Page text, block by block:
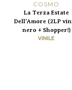
COSMO
La Terza Estate
Dell’Amore (2LP
nero + Shopper!)
VINILE